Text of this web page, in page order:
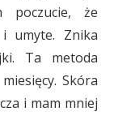
poczucie, że
umyte. Znika
Ta metoda
Skóra
i mam mniej